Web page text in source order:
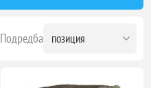
Подредба